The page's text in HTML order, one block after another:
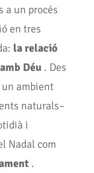
a un procés
en tres
la relació
Déu . Des
un ambient
naturals–
i
Nadal com
.